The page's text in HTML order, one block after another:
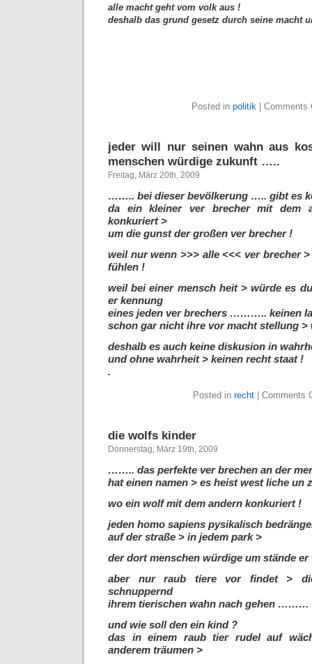
alle macht geht vom volk aus !
deshalb das grund gesetz durch seine macht
Posted in politik Comments
jeder will nur seinen wahn aus
menschen würdige zukunft …..
Freitag, März 20th, 2009
…….. bei dieser bevölkerung ….. gibt es
da ein kleiner ver brecher mit dem
konkuriert >
um die gunst der großen ver brecher !
weil nur wenn >>> alle <<< ver brecher
fühlen !
weil bei einer mensch heit > würde es
er kennung
eines jeden ver brechers ……….. keinen
schon gar nicht ihre vor macht stellung >
deshalb es auch keine diskusion in
und ohne wahrheit > keinen recht staat !
.
Posted in recht Comments
die wolfs kinder
Donnerstag, März 19th, 2009
…….. das perfekte ver brechen an der
hat einen namen > es heist west liche un
wo ein wolf mit dem andern konkuriert !
jeden homo sapiens pysikalisch
auf der straße > in jedem park >
der dort menschen würdige um stände er
aber nur raub tiere vor findet >
schnuppernd
ihrem tierischen wahn nach gehen ………
und wie soll den ein kind ?
das in einem raub tier rudel auf
anderem träumen >